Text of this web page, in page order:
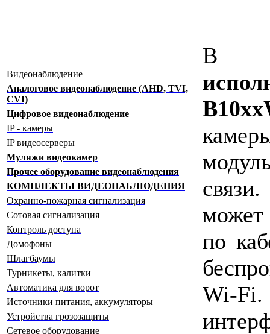
Видеонаблюдение
Аналоговое видеонаблюдение (AHD, TVI,
CVI)
Цифровое видеонаблюдение
IP - камеры
IP видеосерверы
Муляжи видеокамер
Прочее оборудование видеонаблюдения
КОМПЛЕКТЫ ВИДЕОНАБЛЮДЕНИЯ
Охранно-пожарная сигнализация
Сотовая сигнализация
Контроль доступа
Домофоны
Шлагбаумы
Турникеты, калитки
Автоматика для ворот
Источники питания, аккумуляторы
Устройства грозозащиты
Сетевое оборудование
может
по
Wi-Fi.